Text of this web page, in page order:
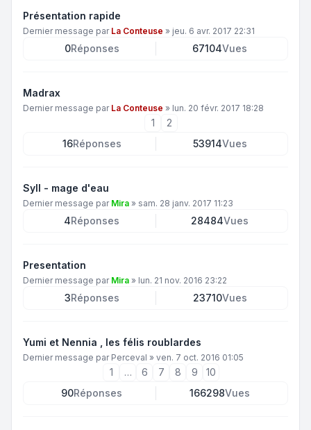
Présentation rapide
Dernier message par La Conteuse » jeu. 6 avr. 2017 22:31
0Réponses 67104Vues
Madrax
Dernier message par La Conteuse » lun. 20 févr. 2017 18:28
1
2
16Réponses 53914Vues
Syll - mage d'eau
Dernier message par Mira » sam. 28 janv. 2017 11:23
4Réponses 28484Vues
Presentation
Dernier message par Mira » lun. 21 nov. 2016 23:22
3Réponses 23710Vues
Yumi et Nennia , les félis roublardes
Dernier message par Perceval » ven. 7 oct. 2016 01:05
1 … 6 7 8 9
10
90Réponses 166298Vues